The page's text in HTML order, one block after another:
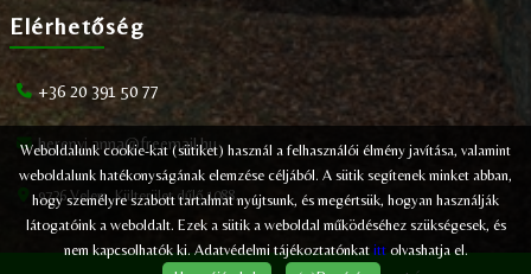
Elérhetőség
+36 20 391 50 77
herenyi.anna@freemail.hu
9726 Velem, Külterület dűlő 1088.
Weboldalunk cookie-kat (sütiket) használ a felhasználói élmény javítása, valamint
weboldalunk hatékonyságának elemzése céljából. A sütik segítenek minket abban,
hogy személyre szabott tartalmat nyújtsunk, és megértsük, hogyan használják
látogatóink a weboldalt. Ezek a sütik a weboldal működéséhez szükségesek, és
nem kapcsolhatók ki. Adatvédelmi tájékoztatónkat ittolvashatja el.